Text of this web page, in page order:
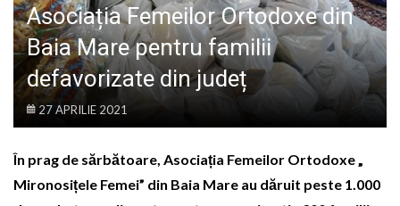
Asociația Femeilor Ortodoxe din
Baia Mare pentru familii
defavorizate din județ
27 APRILIE 2021
În prag de sărbătoare, Asociația Femeilor Ortodoxe „
Mironosițele Femei” din Baia Mare au dăruit peste 1.000